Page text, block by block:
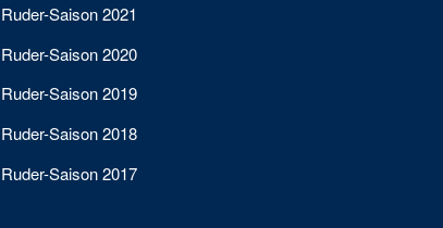
Ruder-Saison 2021
Ruder-Saison 2020
Ruder-Saison 2019
Ruder-Saison 2018
Ruder-Saison 2017